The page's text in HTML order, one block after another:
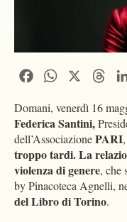
FacebookWhatsApp
Domani, venerdì 16
Federica Santini,
dell’AssociazionePARI
troppo tardi. La
violenza di genere, che
by Pinacoteca Agnelli,
del Libro di Torino.